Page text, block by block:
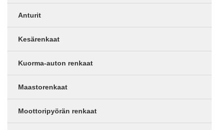
Anturit
Kesärenkaat
Kuorma-auton renkaat
Maastorenkaat
Moottoripyörän renkaat